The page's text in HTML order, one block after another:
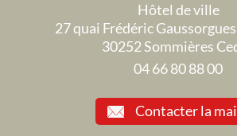
Hôtel de ville
27 quai Frédéric
30252 Sommières
04 66 80 88 00
Contacter la